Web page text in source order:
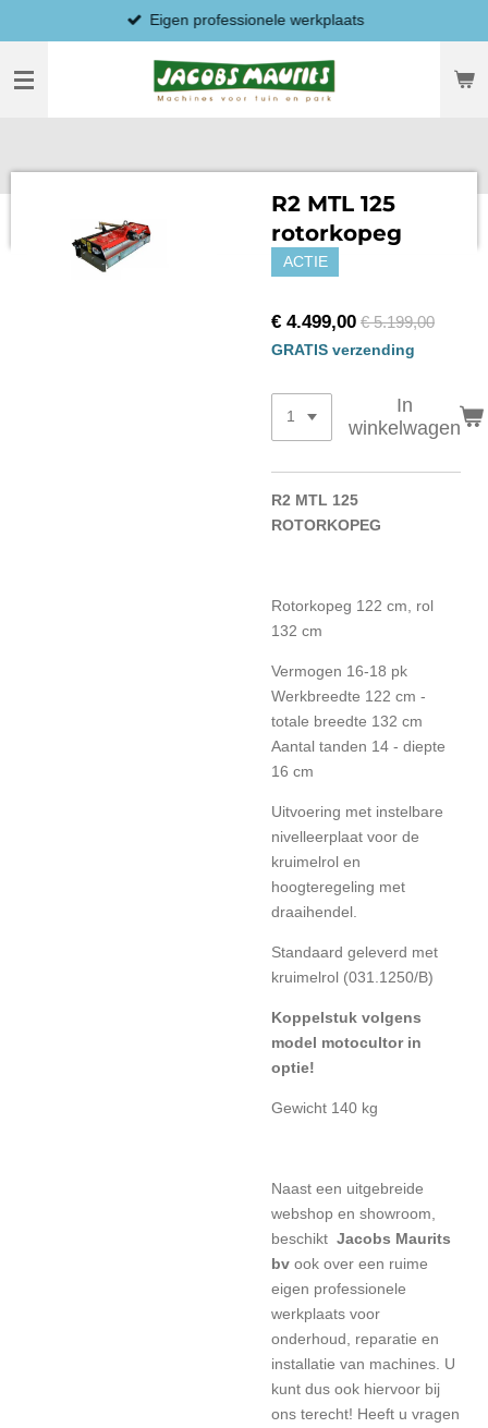
direct
naar
hoofdinhoud
Eigen professionele werkplaats
R2 MTL 125
rotorkopeg
ACTIE
€ 4.499,00 € 5.199,00
GRATIS verzending
In
winkelwagen
R2 MTL 125
ROTORKOPEG
Rotorkopeg 122 cm, rol
132 cm
Vermogen 16-18 pk
Werkbreedte 122 cm -
totale breedte 132 cm
Aantal tanden 14 - diepte
16 cm
Uitvoering met instelbare
nivelleerplaat voor de
kruimelrol en
hoogteregeling met
draaihendel.
Standaard geleverd met
kruimelrol (031.1250/B)
Koppelstuk volgens
model motocultor in
optie!
Gewicht 140 kg
Naast een uitgebreide
webshop en showroom,
beschikt Jacobs Maurits
bv ook over een ruime
eigen professionele
werkplaats voor
onderhoud, reparatie en
installatie van machines. U
kunt dus ook hiervoor bij
ons terecht! Heeft u vragen